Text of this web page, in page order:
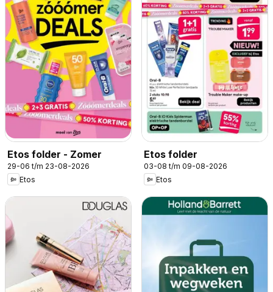
Etos folder - Zomer
29-06 t/m 23-08-2026
Etos
Etos folder
03-08 t/m 09-08-2026
Etos